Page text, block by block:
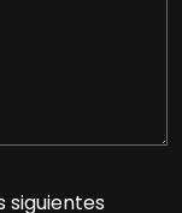
siguientes